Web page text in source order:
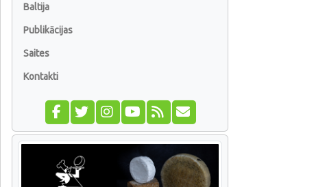
Baltija
Publikācijas
Saites
Kontakti